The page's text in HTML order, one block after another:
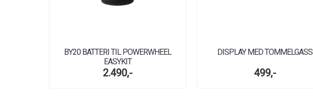
BY20 BATTERI TIL POWERWHEEL
EASYKIT
2.490,-
DISPLAY MED TOMMELGASS
499,-